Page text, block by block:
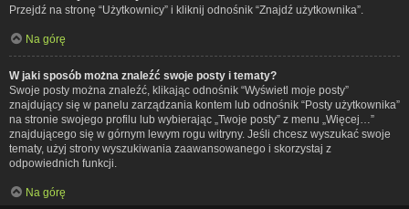
Przejdź na stronę “Użytkownicy” i kliknij odnośnik “Znajdź użytkownika”.
Na górę
W jaki sposób można znaleźć swoje posty i tematy?
Swoje posty można znaleźć, klikając odnośnik “Wyświetl moje posty”
znajdujący się w panelu zarządzania kontem lub odnośnik “Posty użytkownika”
na stronie swojego profilu lub wybierając „Twoje posty” z menu „Więcej…”
znajdującego się w górnym lewym rogu witryny. Jeśli chcesz wyszukać swoje
tematy, użyj strony wyszukiwania zaawansowanego i skorzystaj z
odpowiednich funkcji.
Na górę